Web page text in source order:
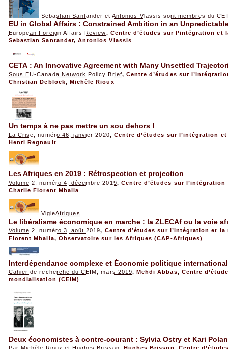
Sebastian Santander et Antonios Vlassis sont membres du
EU in Global Affairs : Constrained Ambition in an
European Foreign Affairs Review, Centre d’études sur l’intégration et
Sebastian Santander,Antonios Vlassis
CETA : An Innovative Agreement with Many Unsettled
Sous EU-Canada Network Policy Brief, Centre d’études sur
Christian Deblock, Michèle Rioux
Un temps à ne pas mettre un sou dehors !
La Crise, numéro 46, janvier 2020, Centre d’études sur l’intégration
Henri Regnault
Les Afriques en 2019 : Rétrospection et projection
Volume 2, numéro 4, décembre 2019, Centre d’études sur
Charlie Florent Mballa
VigieAfriques
Le libéralisme économique en marche : la ZLECAf ou la voie
Volume 2, numéro 3, août 2019, Centre d’études sur l’intégration et
Florent Mballa, Observatoire sur les Afriques (CAP-Afriques)
Interdépendance complexe et Économie politique
Cahier de recherche du CEIM, mars 2019,Mehdi Abbas, Centre
mondialisation (CEIM)
Deux économistes à contre-courant : Sylvia Ostry et Kari